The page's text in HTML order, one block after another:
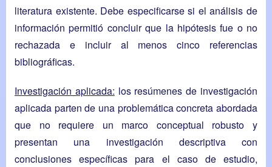
literatura existente. Debe especificarse si el análisis de
información permitió concluir que la hipótesis fue o no
rechazada e incluir al menos cinco referencias
bibliográficas.
Investigación aplicada: los resúmenes de investigación
aplicada parten de una problemática concreta abordada
que no requiere un marco conceptual robusto y
presentan una investigación descriptiva con
conclusiones específicas para el caso de estudio,